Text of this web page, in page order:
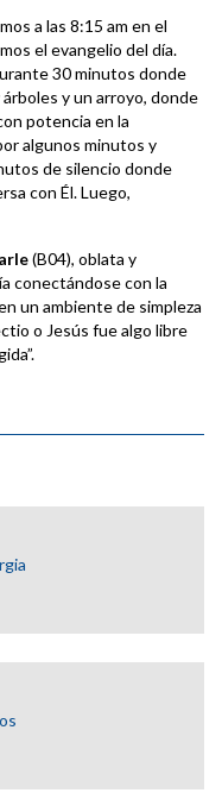
a las 8:15 am en el
el evangelio del día.
30 minutos donde
y un arroyo, donde
potencia en la
algunos minutos y
de silencio donde
con Él. Luego,
(B04), oblata y
conectándose con la
un ambiente de simpleza
o Jesús fue algo libre